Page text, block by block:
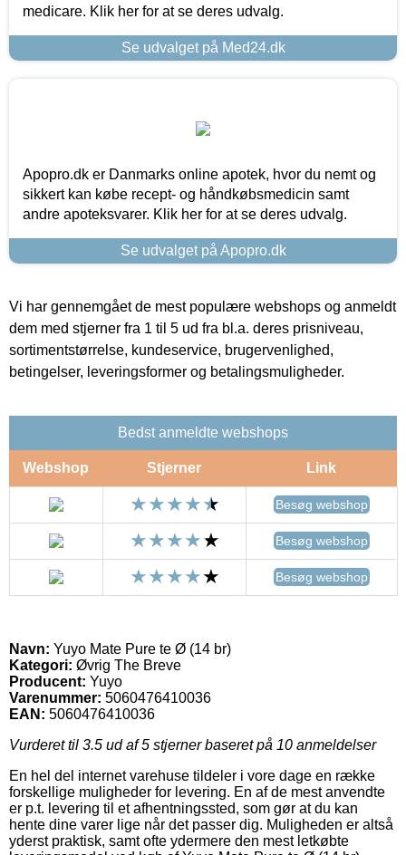
medicare. Klik her for at se deres udvalg.
Se udvalget på Med24.dk
Apopro.dk er Danmarks online apotek, hvor du nemt og
sikkert kan købe recept- og håndkøbsmedicin samt
andre apoteksvarer. Klik her for at se deres udvalg.
Se udvalget på Apopro.dk
Vi har gennemgået de mest populære webshops og anmeldt
dem med stjerner fra 1 til 5 ud fra bl.a. deres prisniveau,
sortimentstørrelse, kundeservice, brugervenlighed,
betingelser, leveringsformer og betalingsmuligheder.
Bedst anmeldte webshops
Webshop Stjerner Link
Besøg webshop
Besøg webshop
Besøg webshop
Navn: Yuyo Mate Pure te Ø (14 br)
Kategori: Øvrig The Breve
Producent: Yuyo
Varenummer: 5060476410036
EAN: 5060476410036
Vurderet til 3.5 ud af 5 stjerner baseret på 10 anmeldelser
En hel del internet varehuse tildeler i vore dage en række
forskellige muligheder for levering. En af de mest anvendte
er p.t. levering til et afhentningssted, som gør at du kan
hente dine varer lige når det passer dig. Muligheden er altså
yderst praktisk, samt ofte ydermere den mest letkøbte